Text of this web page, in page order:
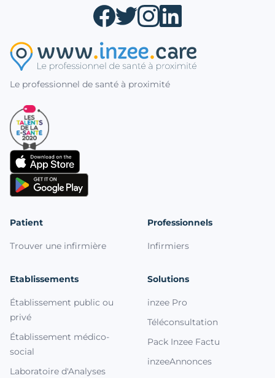
Le professionnel de santé à proximité
Patient
Trouver une infirmière
Professionnels
Infirmiers
Etablissements
Établissement public ou
privé
Établissement médico-
social
Laboratoire d'Analyses
Solutions
inzee Pro
Téléconsultation
Pack Inzee Factu
inzeeAnnonces